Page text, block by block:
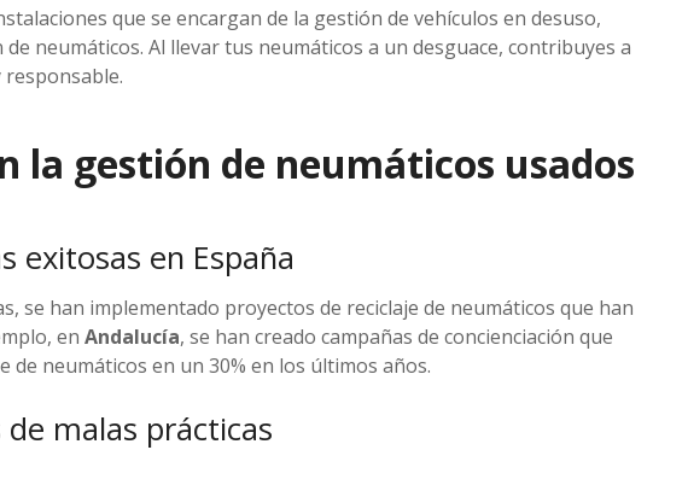
que se encargan de la gestión de vehículos en desuso,
neumáticos. Al llevar tus neumáticos a un desguace, contribuyes a
responsable.
la gestión de neumáticos usados
exitosas en España
se han implementado proyectos de reciclaje de neumáticos que han
en Andalucía, se han creado campañas de concienciación que
de neumáticos en un 30% en los últimos años.
malas prácticas